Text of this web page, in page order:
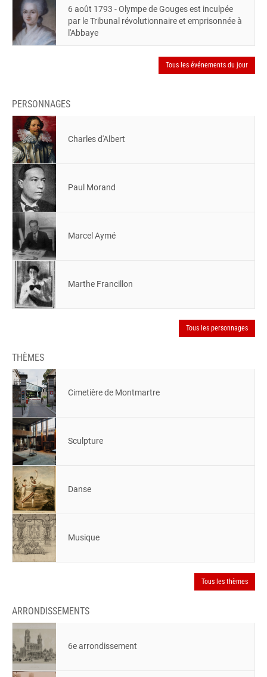
6 août 1793 - Olympe de Gouges est inculpée
par le Tribunal révolutionnaire et emprisonnée à
l'Abbaye
Tous les événements du jour
PERSONNAGES
Charles d'Albert
Paul Morand
Marcel Aymé
Marthe Francillon
Tous les personnages
THÈMES
Cimetière de Montmartre
Sculpture
Danse
Musique
Tous les thèmes
ARRONDISSEMENTS
6e arrondissement